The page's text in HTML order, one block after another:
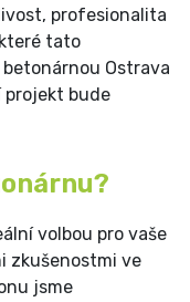
profesionalita
tato
Ostrava
projekt bude
volbou pro vaše
zkušenostmi ve
jsme